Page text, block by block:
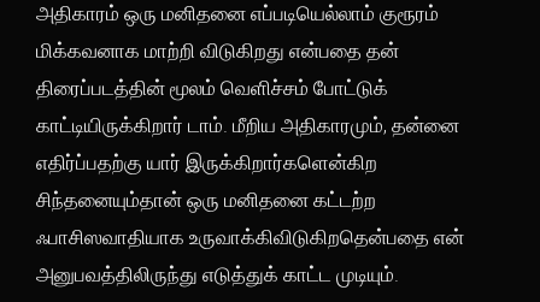
அதிகாரம் ஒரு மனிதனை எப்படியெல்லாம் குரூரம்
மிக்கவனாக மாற்றி விடுகிறது என்பதை தன்
திரைப்படத்தின் மூலம் வெளிச்சம் போட்டுக்
காட்டியிருக்கிறார் டாம். மீறிய அதிகாரமும், தன்னை
எதிர்ப்பதற்கு யார் இருக்கிறார்களென்கிற
சிந்தனையும்தான் ஒரு மனிதனை கட்டற்ற
ஃபாசிஸவாதியாக உருவாக்கிவிடுகிறதென்பதை என்
அனுபவத்திலிருந்து எடுத்துக் காட்ட முடியும்.